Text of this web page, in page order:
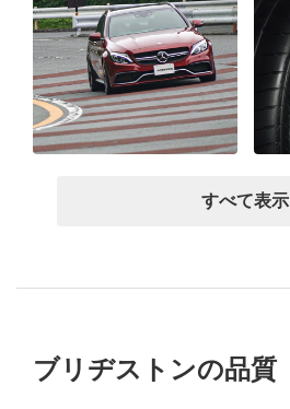
すべて表示
ブリヂストンの品質